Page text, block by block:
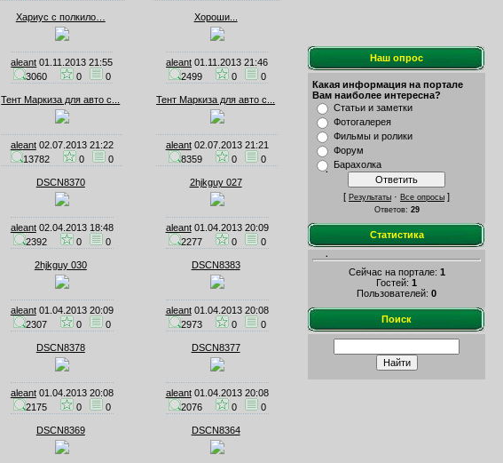
Хариус с полкило…
aleant 01.11.2013 21:55
3060
0 0
Хороши...
aleant 01.11.2013 21:46
2499
0 0
Тент Маркиза для авто с...
aleant02.07.2013 21:22
13782
0 0
Тент Маркиза для авто с...
aleant02.07.2013 21:21
8359
0 0
DSCN8370
aleant02.04.2013 18:48
2392
0 0
2hjkguy 027
aleant01.04.2013 20:09
2277
0 0
2hjkguy 030
aleant01.04.2013 20:09
2307
0 0
DSCN8383
aleant01.04.2013 20:08
2973
0 0
DSCN8378
aleant01.04.2013 20:08
2175
0 0
DSCN8377
aleant01.04.2013 20:08
2076
0 0
DSCN8369 DSCN8364
Наш опрос
Какая информация на портале
Вам наиболее интересна?
Статьи и заметки
Фотогалерея
Фильмы и ролики
Форум
Барахолка
[ Результаты · Все опросы ]
Ответов: 29
Статистика
Сейчас на портале: 1
Гостей: 1
Пользователей: 0
Поиск